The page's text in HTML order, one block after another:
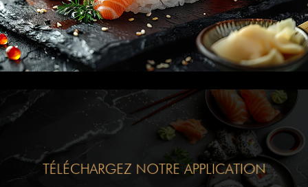
TÉLÉCHARGEZ NOTRE APPLICATION